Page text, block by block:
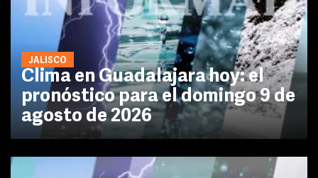
JALISCO
Clima en Guadalajara hoy: el
pronóstico para el domingo 9 de
agosto de 2026